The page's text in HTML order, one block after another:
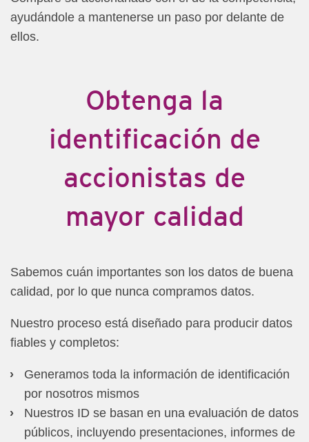
ayudándole a mantenerse un paso por delante de
ellos.
Obtenga la
identificación de
accionistas de
mayor calidad
Sabemos cuán importantes son los datos de buena
calidad, por lo que nunca compramos datos.
Nuestro proceso está diseñado para producir datos
fiables y completos:
Generamos toda la información de identificación
por nosotros mismos
Nuestros ID se basan en una evaluación de datos
públicos, incluyendo presentaciones, informes de